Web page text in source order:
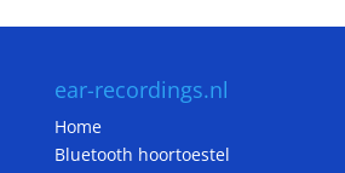
ear-recordings.nl
Home
Bluetooth hoortoestel